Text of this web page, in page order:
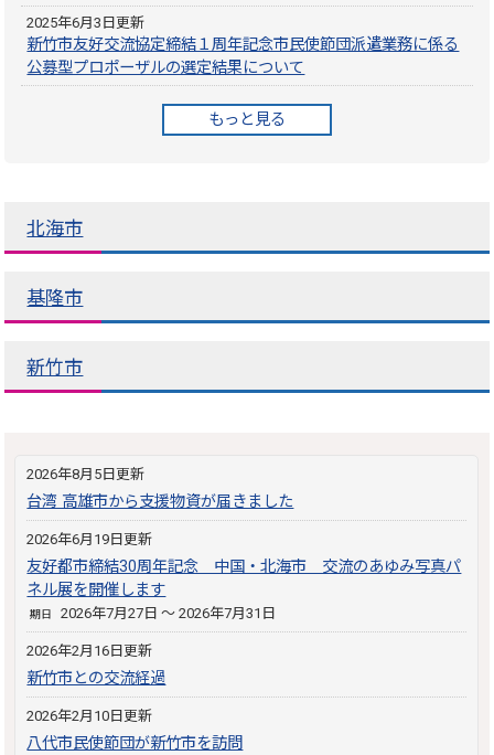
2025年6月3日更新
新竹市友好交流協定締結１周年記念市民使節団派遣業務に係る
公募型プロポーザルの選定結果について
もっと見る
北海市
基隆市
新竹市
2026年8月5日更新
台湾 高雄市から支援物資が届きました
2026年6月19日更新
友好都市締結30周年記念 中国・北海市 交流のあゆみ写真パ
ネル展を開催します
期日 2026年7月27日 ～ 2026年7月31日
2026年2月16日更新
新竹市との交流経過
2026年2月10日更新
八代市民使節団が新竹市を訪問